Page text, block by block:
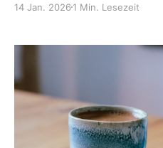
und die Geschichte
Grundsätzlich ist
Geschäft. Man erhält
14 Jan. 2026 1 Min. Lesezeit